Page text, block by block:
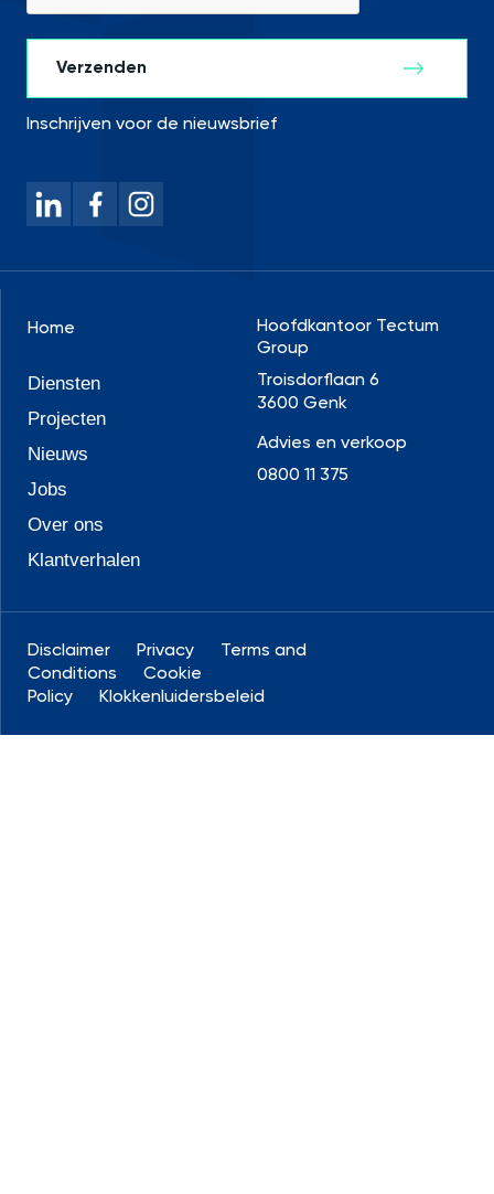
Inschrijven voor de nieuwsbrief
Home
Diensten
Projecten
Nieuws
Jobs
Over ons
Klantverhalen
Hoofdkantoor Tectum
Group
Troisdorflaan 6
3600 Genk
Advies en verkoop
0800 11 375
Disclaimer Privacy
Terms and
Conditions
Cookie
Policy
Klokkenluidersbeleid